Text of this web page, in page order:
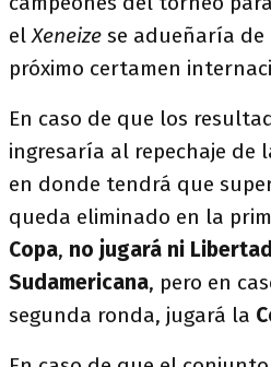
elXeneize se adueñaría
próximo certamen
En caso de que los
ingresaría al repechaje de
en donde tendrá que
queda eliminado en la
Copa, no jugará ni
Sudamericana, pero en
segunda ronda, jugará la